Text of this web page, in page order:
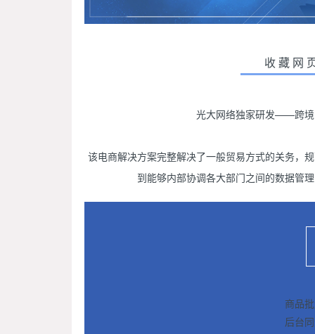
收藏网
光大网络独家研发——跨境
该电商解决方案完整解决了一般贸易方式的关务，
到能够内部协调各大部门之间的数据管
商品
后台